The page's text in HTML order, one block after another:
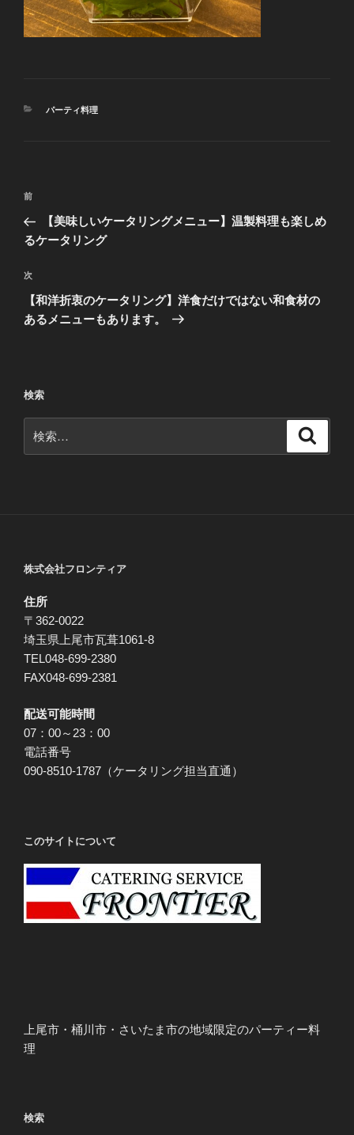
カ
パーティ料理
投
ナ
ゲ
ー
シ
前
の
投
前
【美味しいケータリングメニュー】温製料理も楽しめ
るケータリング
次
の
投
次
【和洋折衷のケータリング】洋食だけではない和食材の
あるメニューもあります。
検索
索:
株式会社フロンティア
住所
〒362-0022
埼玉県上尾市瓦葺1061-8
TEL048-699-2380
FAX048-699-2381
配送可能時間
07：00～23：00
電話番号
090-8510-1787（ケータリング担当直通）
このサイトについて
上尾市・桶川市・さいたま市の地域限定のパーティー料
理
検索